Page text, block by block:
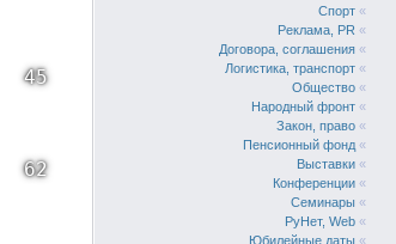
45
62
Спорт «
Реклама, PR «
Договора, соглашения «
Логистика, транспорт «
Общество «
Народный фронт «
Закон, право «
Пенсионный фонд «
Выставки «
Конференции «
Семинары «
РуНет, Web «
Юбилейные даты «